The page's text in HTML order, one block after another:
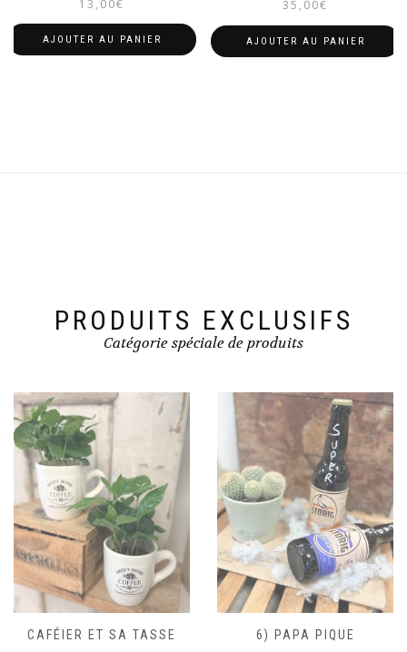
13,00€
AJOUTER AU PANIER
35,00€
AJOUTER AU PANIER
PRODUITS EXCLUSIFS
Catégorie spéciale de produits
CAFÉIER ET SA TASSE 6) PAPA PIQUE